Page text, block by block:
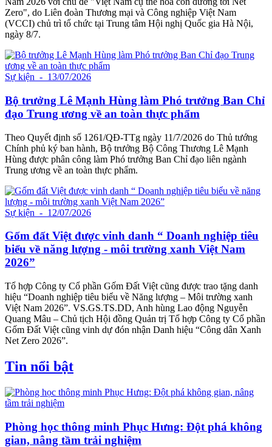
Zero", do Liên đoàn Thương mại và Công nghiệp Việt Nam
(VCCI) chủ trì tổ chức tại Trung tâm Hội nghị Quốc gia Hà Nội,
ngày 8/7.
Sự kiện - 13/07/2026
Bộ trưởng Lê Mạnh Hùng làm Phó trưởng Ban Chỉ
đạo Trung ương về an toàn thực phẩm
Theo Quyết định số 1261/QĐ-TTg ngày 11/7/2026 do Thủ tướng
Chính phủ ký ban hành, Bộ trưởng Bộ Công Thương Lê Mạnh
Hùng được phân công làm Phó trưởng Ban Chỉ đạo liên ngành
Trung ương về an toàn thực phẩm.
Sự kiện - 12/07/2026
Gốm đất Việt được vinh danh “ Doanh nghiệp tiêu
biểu về năng lượng - môi trường xanh Việt Nam
2026”
Tổ hợp Công ty Cổ phần Gốm Đất Việt cũng được trao tặng danh
hiệu “Doanh nghiệp tiêu biểu về Năng lượng – Môi trường xanh
Việt Nam 2026”. VS.GS.TS.DD, Anh hùng Lao động Nguyễn
Quang Mâu – Chủ tịch Hội đồng Quản trị Tổ hợp Công ty Cổ phần
Gốm Đất Việt cũng vinh dự đón nhận Danh hiệu “Công dân Xanh
Net Zero 2026”.
Tin nổi bật
Phòng học thông minh Phục Hưng: Đột phá không
gian, nâng tầm trải nghiệm